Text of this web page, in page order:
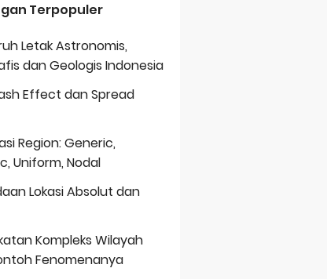
Terpopuler
Letak Astronomis,
dan Geologis Indonesia
Effect dan Spread
Region: Generic,
Uniform, Nodal
Lokasi Absolut dan
Kompleks Wilayah
Fenomenanya